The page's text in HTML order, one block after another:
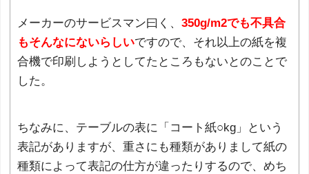
メーカーのサービスマン曰く、 350g/m2でも不具合
もそんなにないらしいですので、それ以上の紙を複
合機で印刷しようとしてたところもないとのことで
した。
ちなみに、テーブルの表に「コート紙○kg」という
表記がありますが、重さにも種類がありまして紙の
種類によって表記の仕方が違ったりするので、めち